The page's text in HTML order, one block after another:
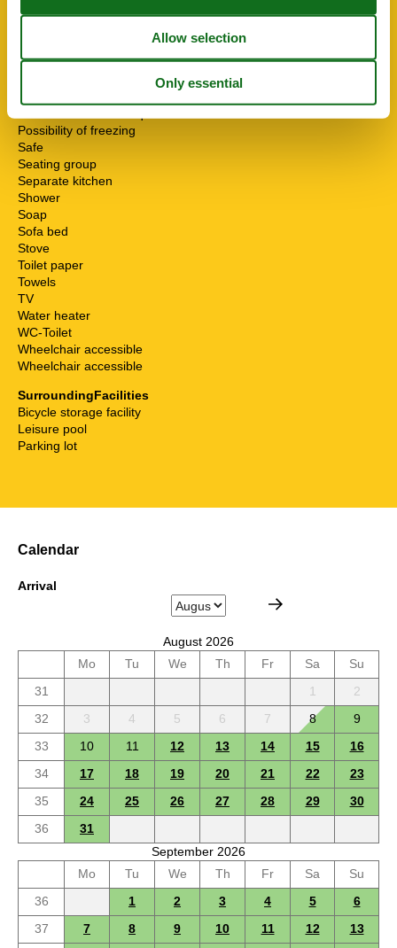
Heater
Mikrowelle
Possibility of freezing
Safe
Seating group
Separate kitchen
Shower
Soap
Sofa bed
Stove
Toilet paper
Towels
TV
Water heater
WC-Toilet
Wheelchair accessible
Wheelchair accessible
SurroundingFacilities
Bicycle storage facility
Leisure pool
Parking lot
Calendar
Arrival
August 2026
Mo
Tu We Th Fr Sa
Su
31
1
2
32
3 4 5 6 7 8
9
33
10 11 12 13 14 15
16
34
17 18 19 20 21 22
23
35
24 25 26 27 28 29
30
36
31
September 2026
Mo
Tu We Th Fr Sa
Su
36
1 2 3 4 5
6
37
7 8 9 10 11 12
13